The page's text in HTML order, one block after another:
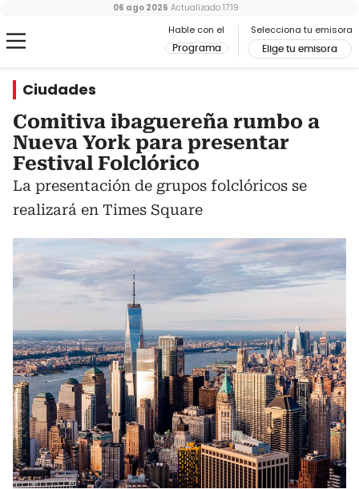
Hable con el
Programa
Selecciona tu emisora
Elige tu emisora
06 ago 2026 Actualizado 17:19
Ciudades
Comitiva ibaguereña rumbo a
Nueva York para presentar
Festival Folclórico
La presentación de grupos folclóricos se
realizará en Times Square